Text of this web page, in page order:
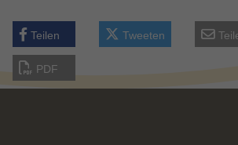
Teilen Tweeten
PDF